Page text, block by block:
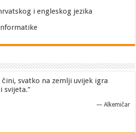
i engleskog jezika
svatko na zemlji uvijek igra
svijeta.”
— Alkemičar